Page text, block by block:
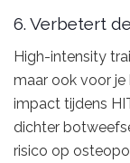
6. Verbetert
High-intensity
maar ook voor
impact tijdens
dichter
risico op